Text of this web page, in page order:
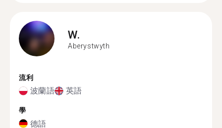
W.
Aberystwyth
流利
波蘭語 英語
學
德語